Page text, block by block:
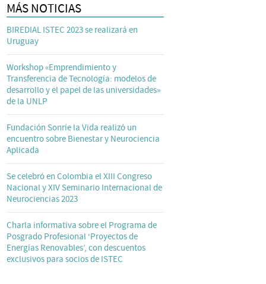
MÁS NOTICIAS
BIREDIAL ISTEC 2023 se realizará en
Uruguay
Workshop «Emprendimiento y
Transferencia de Tecnología: modelos de
desarrollo y el papel de las universidades»
de la UNLP
Fundación Sonríe la Vida realizó un
encuentro sobre Bienestar y Neurociencia
Aplicada
Se celebró en Colombia el XIII Congreso
Nacional y XIV Seminario Internacional de
Neurociencias 2023
Charla informativa sobre el Programa de
Posgrado Profesional ‘Proyectos de
Energías Renovables’, con descuentos
exclusivos para socios de ISTEC